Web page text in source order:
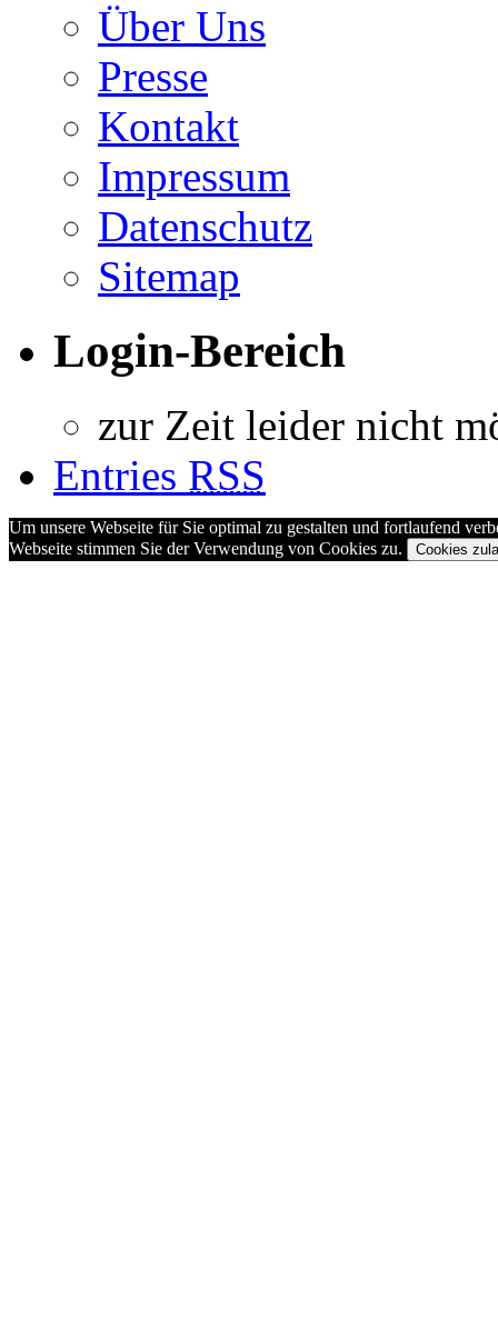
Über Uns
Presse
Kontakt
Impressum
Datenschutz
Sitemap
Login-Bereich
zur Zeit leider nicht
Entries RSS
Um unsere Webseite für Sie optimal zu gestalten und fortlaufend
Webseite stimmen Sie der Verwendung von Cookies zu.
Cookies